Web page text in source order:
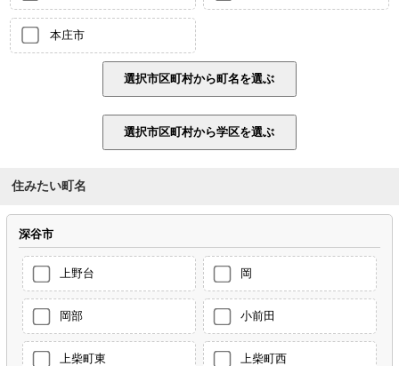
本庄市
住みたい町名
深谷市
上野台 岡
岡部 小前田
上柴町東 上柴町西